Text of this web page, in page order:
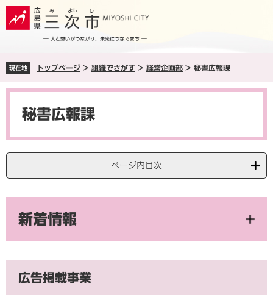
ペ
ジ
メ
ュ
現在地 トップページ > 組織でさがす > 経営企画部 > 秘書広報課
本
秘書広報課
ページ内目次
新着情報
広告掲載事業